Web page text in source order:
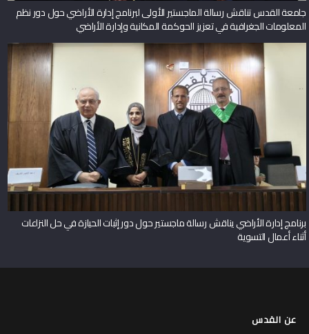
جامعة القدس تناقش رسالة الماجستير الأولى لبرنامج إدارة الأراضي حول دور نظم
المعلومات الجغرافية في تعزيز الحوكمة المكانية وإدارة الأراضي
برنامج إدارة الأراضي يناقش رسالة ماجستير حول دور إثبات الحيازة في حل النزاعات
أثناء أعمال التسوية
عن القدس